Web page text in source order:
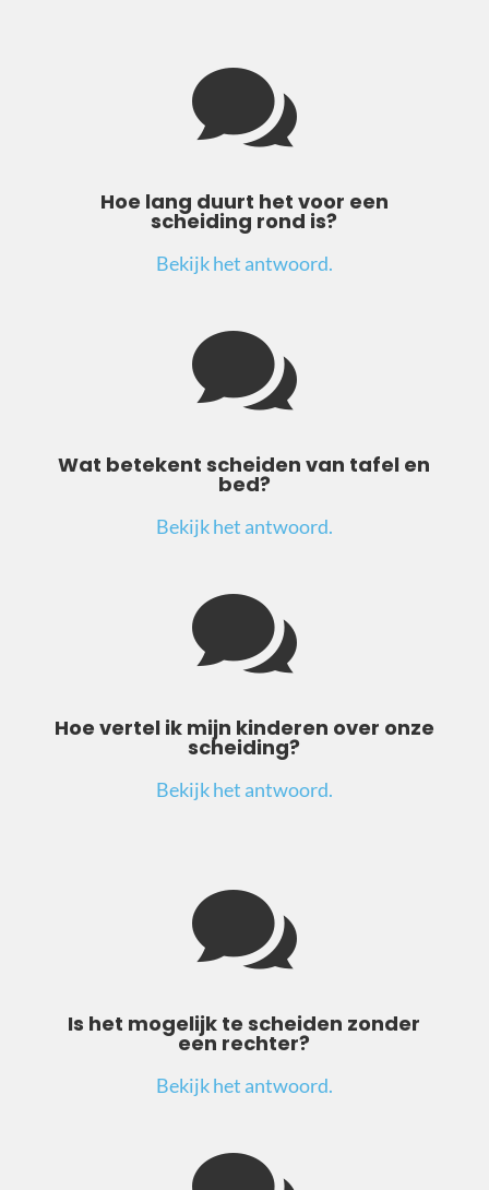

Hoe lang duurt het voor een
scheiding rond is?
Bekijk het antwoord.

Wat betekent scheiden van tafel en
bed?
Bekijk het antwoord.

Hoe vertel ik mijn kinderen over onze
scheiding?
Bekijk het antwoord.

Is het mogelijk te scheiden zonder
een rechter?
Bekijk het antwoord.